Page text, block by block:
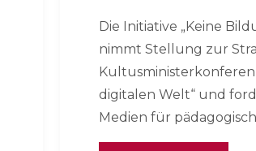
Die Initiative „Keine
nimmt Stellung zur
digitalen Welt“ und
Medien für